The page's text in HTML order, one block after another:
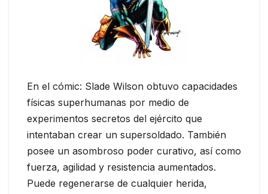
En el cómic: Slade Wilson obtuvo capacidades
físicas superhumanas por medio de
experimentos secretos del ejército que
intentaban crear un supersoldado. También
posee un asombroso poder curativo, así como
fuerza, agilidad y resistencia aumentados.
Puede regenerarse de cualquier herida,